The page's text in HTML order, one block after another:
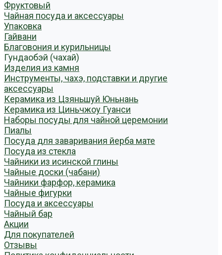
Фруктовый
Чайная посуда и аксессуары
Упаковка
Гайвани
Благовония и курильницы
Гундаобэй (чахай)
Изделия из камня
Инструменты, чахэ, подставки и другие
аксессуары
Керамика из Цзяньшуй Юньнань
Керамика из Циньчжоу Гуанси
Наборы посуды для чайной церемонии
Пиалы
Посуда для заваривания йерба мате
Посуда из стекла
Чайники из исинской глины
Чайные доски (чабани)
Чайники фарфор, керамика
Чайные фигурки
Посуда и аксессуары
Чайный бар
Акции
Для покупателей
Отзывы